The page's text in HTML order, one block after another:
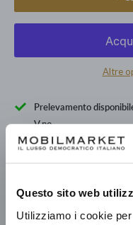
Questo sito web
Utilizziamo i cookie
Altre
Prelevamento
V.no
Pronto in base alla data